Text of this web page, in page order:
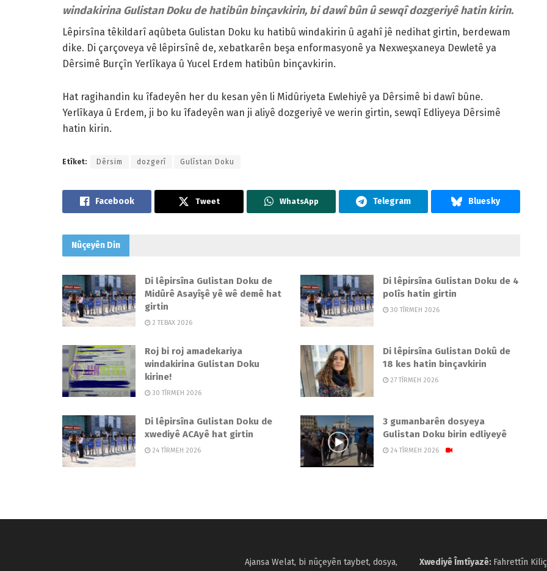
windakirina Gulistan Doku de hatibûn binçavkirin, bi dawî bûn û sewqî dozgeriyê hatin kirin.
Lêpirsîna têkildarî aqûbeta Gulistan Doku ku hatibû windakirin û agahî jê nedihat girtin, berdewam
dike. Di çarçoveya vê lêpirsînê de, xebatkarên beşa enformasyonê ya Nexweşxaneya Dewletê ya
Dêrsimê Burçîn Yerlîkaya û Yucel Erdem hatibûn binçavkirin.
Hat ragihandin ku îfadeyên her du kesan yên li Midûriyeta Ewlehiyê ya Dêrsimê bi dawî bûne.
Yerlîkaya û Erdem, ji bo ku îfadeyên wan ji aliyê dozgeriyê ve werin girtin, sewqî Edliyeya Dêrsimê
hatin kirin.
Etîket: Dêrsim dozgerî Gulîstan Doku
Tweet WhatsApp
Nûçeyên Din
Di lêpirsîna Gulistan Doku de
Midûrê Asayîşê yê wê demê hat
girtin
2 TEBAX 2026
Di lêpirsîna Gulistan Doku de 4
polîs hatin girtin
30 TÎRMEH 2026
Roj bi roj amadekariya
windakirina Gulistan Doku
kirine!
30 TÎRMEH 2026
Di lêpirsîna Gulistan Dokû de
18 kes hatin binçavkirin
27 TÎRMEH 2026
Di lêpirsîna Gulistan Doku de
xwediyê ACAyê hat girtin
24 TÎRMEH 2026
3 gumanbarên dosyeya
Gulistan Doku birin edliyeyê
24 TÎRMEH 2026
Ajansa Welat, bi nûçeyên taybet, dosya,
Xwediyê Îmtîyazê: Fahrettîn Kiliç